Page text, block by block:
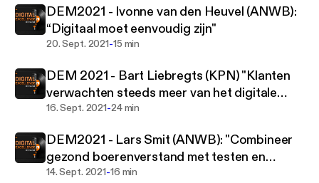
WUA is an independent research agency in the field
of digital experience benchmarking. Every year,
WUA maps the experience of more than 50,000
acquisition, retention and service customer
journeys based on validated research models. With
the Digital Experience Benchmark of more than
27,500+ websites and apps, we provide insight,
direction and energy to organizations in more than
21 countries in order to strive for digital excellence.
DEM2021 - Ivonne van den Heuvel (ANWB):
“Digitaal moet eenvoudig zijn"
20. Sept. 2021-15 min
DEM 2021 - Bart Liebregts (KPN) "Klanten
verwachten steeds meer van het digitale
kanaal"
16. Sept. 2021-24 min
DEM2021 - Lars Smit (ANWB): "Combineer
gezond boerenverstand met testen en
valideren!"
14. Sept. 2021-16 min